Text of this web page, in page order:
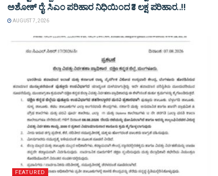
ಅಶೋಕ್ ರೈ: ಸಿಎಂ ಪರಿಹಾರ ನಿಧಿಯಿಂದ ₹3 ಲಕ್ಷ ಪರಿಹಾರ..!!
AUGUST 7, 2026
FEATURED